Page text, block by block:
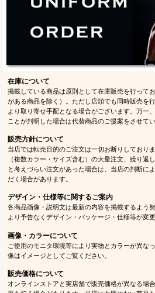
在庫について
掲載している商品は原則として在庫販売を行って
がある商品を除く）。ただし店頭でも同時販売を
より取り寄せ手配となる場合がございます。万一
ことが判明した場合は代替商品のご提案をさせて
販売方針について
当店では転売目的のご注文は一切お断りしており
（複数カラー・サイズ含む）の大量注文、繰り返
と考えづらい注文があった場合は、当店の判断に
だく場合があります。
デザイン・仕様等に関するご案内
各商品画像・説明文は最新の内容を掲載するよう
より予告なくデザイン・パッケージ・仕様等が変
画像・カラーについて
ご使用のモニタ環境等により実物とカラーが異な
像はイメージとしてご覧ください。
販売価格について
オンラインストアと実店舗で販売価格が異なる場